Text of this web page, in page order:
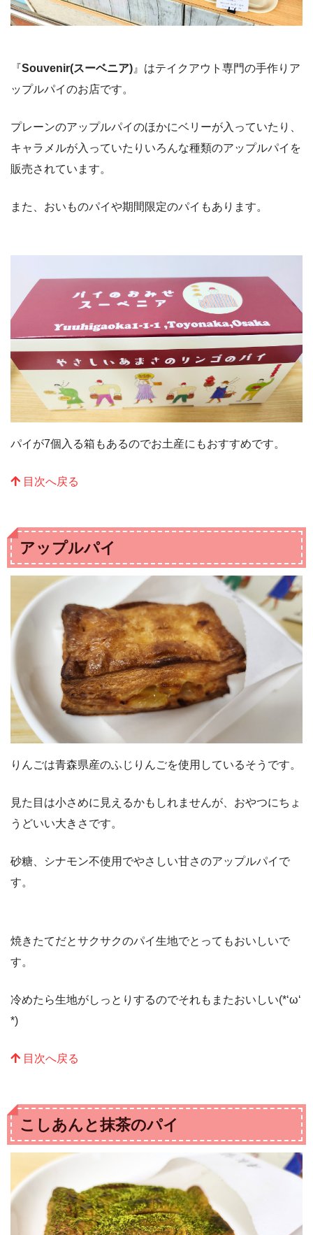
『Souvenir(スーベニア) 』はテイクアウト専門の手作りア
ップルパイのお店です。
プレーンのアップルパイのほかにベリーが入っていたり、
キャラメルが入っていたりいろんな種類のアップルパイを
販売されています。
また、おいものパイや期間限定のパイもあります。
パイが7個入る箱もあるのでお土産にもおすすめです。
目次へ戻る
アップルパイ
りんごは青森県産のふじりんごを使用しているそうです。
見た目は小さめに見えるかもしれませんが、おやつにちょ
うどいい大きさです。
砂糖、シナモン不使用でやさしい甘さのアップルパイで
す。
焼きたてだとサクサクのパイ生地でとってもおいしいで
す。
冷めたら生地がしっとりするのでそれもまたおいしい(*‘ω‘
*)
目次へ戻る
こしあんと抹茶のパイ